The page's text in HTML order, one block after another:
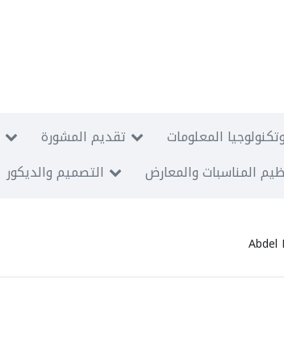
تقديم المشورة
المعلومات
التصميم والديكور المناسبات والمعارض
Abdel